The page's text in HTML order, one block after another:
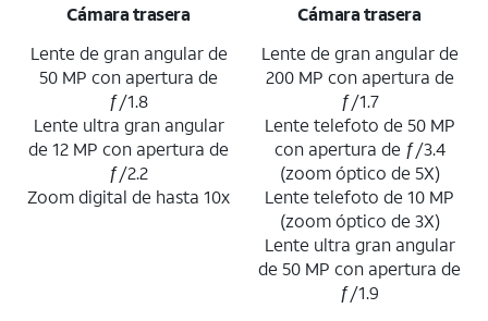
Cámara trasera
Lente de gran angular de
50 MP con apertura de
ƒ/1.8
Lente ultra gran angular
de 12 MP con apertura de
ƒ/2.2
Zoom digital de hasta 10x
Cámara trasera
Lente de gran angular de
200 MP con apertura de
ƒ/1.7
Lente telefoto de 50 MP
con apertura de ƒ/3.4
(zoom óptico de 5X)
Lente telefoto de 10 MP
(zoom óptico de 3X)
Lente ultra gran angular
de 50 MP con apertura de
ƒ/1.9